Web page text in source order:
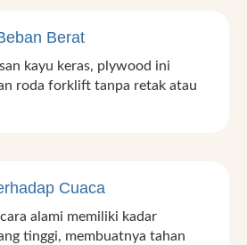
Berat
kayu keras, plywood ini
roda forklift tanpa retak atau
Cuaca
alami memiliki kadar
tinggi, membuatnya tahan